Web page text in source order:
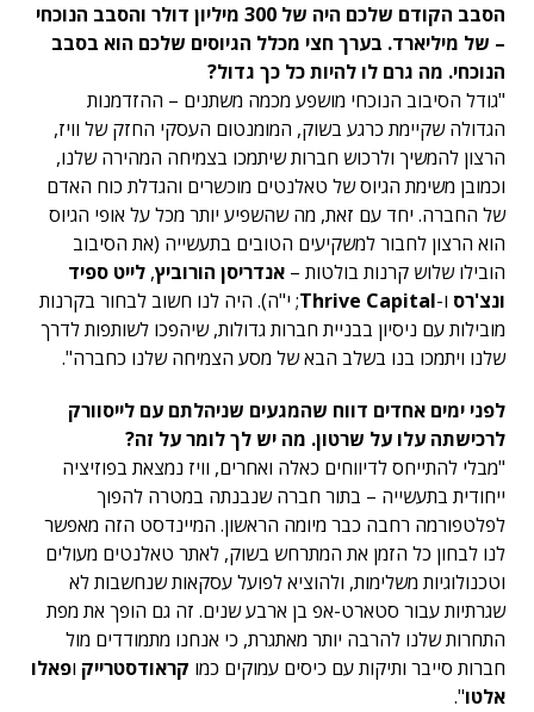
הסבב הקודם שלכם היה של 300 מיליון דולר והסבב הנוכחי
– של מיליארד. בערך חצי מכלל הגיוסים שלכם הוא בסבב
הנוכחי. מה גרם לו להיות כל כך גדול?
"גודל הסיבוב הנוכחי מושפע מכמה משתנים – ההזדמנות
הגדולה שקיימת כרגע בשוק, המומנטום העסקי החזק של וויז,
הרצון להמשיך ולרכוש חברות שיתמכו בצמיחה המהירה שלנו,
וכמובן משימת הגיוס של טאלנטים מוכשרים והגדלת כוח האדם
של החברה. יחד עם זאת, מה שהשפיע יותר מכל על אופי הגיוס
הוא הרצון לחבור למשקיעים הטובים בתעשייה (את הסיבוב
הובילו שלוש קרנות בולטות – אנדריסן הורוביץ, לייט ספיד
ונצ'רס ו-Thrive Capital; י"ה). היה לנו חשוב לבחור בקרנות
מובילות עם ניסיון בבניית חברות גדולות, שיהפכו לשותפות לדרך
שלנו ויתמכו בנו בשלב הבא של מסע הצמיחה שלנו כחברה".
לפני ימים אחדים דווח שהמגעים שניהלתם עם לייסוורק
לרכישתה עלו על שרטון. מה יש לך לומר על זה?
"מבלי להתייחס לדיווחים כאלה ואחרים, וויז נמצאת בפוזיציה
ייחודית בתעשייה – בתור חברה שנבנתה במטרה להפוך
לפלטפורמה רחבה כבר מיומה הראשון. המיינדסט הזה מאפשר
לנו לבחון כל הזמן את המתרחש בשוק, לאתר טאלנטים מעולים
וטכנולוגיות משלימות, ולהוציא לפועל עסקאות שנחשבות לא
שגרתיות עבור סטארט-אפ בן ארבע שנים. זה גם הופך את מפת
התחרות שלנו להרבה יותר מאתגרת, כי אנחנו מתמודדים מול
חברות סייבר ותיקות עם כיסים עמוקים כמו קראודסטרייק ופאלו
אלטו".